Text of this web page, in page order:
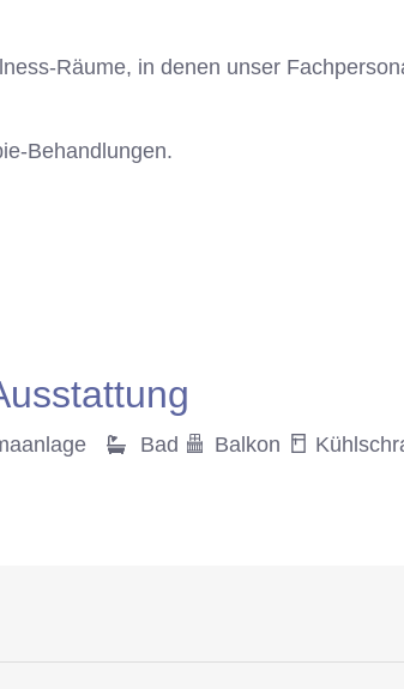
Räume, in denen unser
Behandlungen.
Bad Balkon